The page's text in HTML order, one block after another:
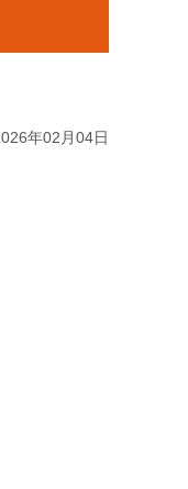
年02月04日